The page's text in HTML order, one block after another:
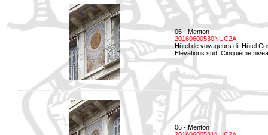
06 - Menton
20160600530NUC2A
Hôtel de voyageurs dit Hôtel
Elévations sud. Cinquième
06 - Menton